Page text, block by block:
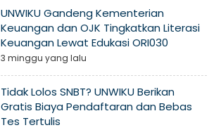
UNWIKU Gandeng Kementerian
Keuangan dan OJK Tingkatkan Literasi
Keuangan Lewat Edukasi ORI030
3 minggu yang lalu
Tidak Lolos SNBT? UNWIKU Berikan
Gratis Biaya Pendaftaran dan Bebas
Tes Tertulis